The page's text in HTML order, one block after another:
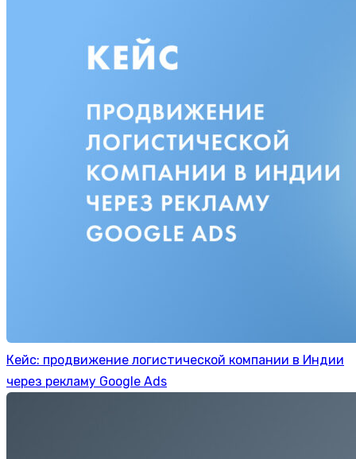
Кейс: продвижение логистической компании в Индии
через рекламу Google Ads